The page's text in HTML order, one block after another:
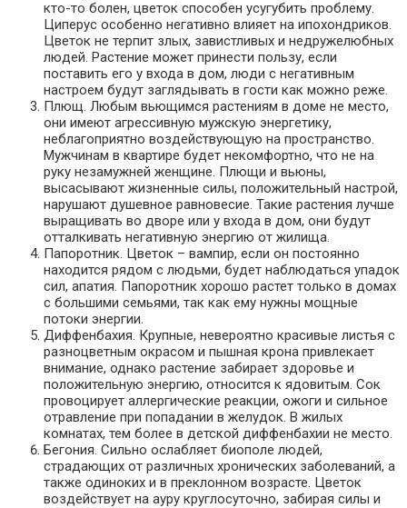
кто-то болен, цветок способен усугубить проблему.
Циперус особенно негативно влияет на ипохондриков.
Цветок не терпит злых, завистливых и недружелюбных
людей. Растение может принести пользу, если
поставить его у входа в дом, люди с негативным
настроем будут заглядывать в гости как можно реже.
Плющ. Любым вьющимся растениям в доме не место,
они имеют агрессивную мужскую энергетику,
неблагоприятно воздействующую на пространство.
Мужчинам в квартире будет некомфортно, что не на
руку незамужней женщине. Плющи и вьюны,
высасывают жизненные силы, положительный настрой,
нарушают душевное равновесие. Такие растения лучше
выращивать во дворе или у входа в дом, они будут
отталкивать негативную энергию от жилища.
Папоротник. Цветок – вампир, если он постоянно
находится рядом с людьми, будет наблюдаться упадок
сил, апатия. Папоротник хорошо растет только в домах
с большими семьями, так как ему нужны мощные
потоки энергии.
Диффенбахия. Крупные, невероятно красивые листья с
разноцветным окрасом и пышная крона привлекает
внимание, однако растение забирает здоровье и
положительную энергию, относится к ядовитым. Сок
провоцирует аллергические реакции, ожоги и сильное
отравление при попадании в желудок. В жилых
комнатах, тем более в детской диффенбахии не место.
Бегония. Сильно ослабляет биополе людей,
страдающих от различных хронических заболеваний, а
также одиноких и в преклонном возрасте. Цветок
воздействует на ауру круглосуточно, забирая силы и